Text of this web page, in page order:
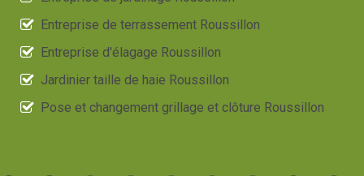
Entreprise de terrassement Roussillon
Entreprise d'élagage Roussillon
Jardinier taille de haie Roussillon
Pose et changement grillage et clôture Roussillon